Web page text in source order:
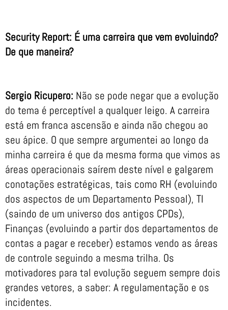
Security Report: É uma carreira que vem evoluindo?
De que maneira?
Sergio Ricupero: Não se pode negar que a evolução
do tema é perceptível a qualquer leigo. A carreira
está em franca ascensão e ainda não chegou ao
seu ápice. O que sempre argumentei ao longo da
minha carreira é que da mesma forma que vimos as
áreas operacionais saírem deste nível e galgarem
conotações estratégicas, tais como RH (evoluindo
dos aspectos de um Departamento Pessoal), TI
(saindo de um universo dos antigos CPDs),
Finanças (evoluindo a partir dos departamentos de
contas a pagar e receber) estamos vendo as áreas
de controle seguindo a mesma trilha. Os
motivadores para tal evolução seguem sempre dois
grandes vetores, a saber: A regulamentação e os
incidentes.